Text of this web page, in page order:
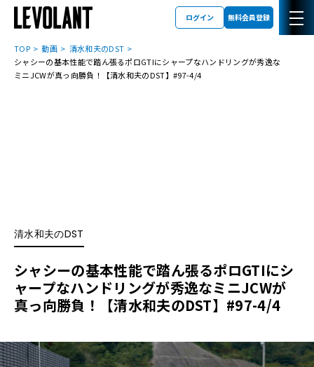
ログイン 無料会員登録
TOP 動画
清水和夫のDST
シャシーの基本性能で踏ん張るポロGTIにシャープなハンドリングが秀逸な
ミニJCWが真っ向勝負！【清水和夫のDST】#97-4/4
清水和夫のDST
シャシーの基本性能で踏ん張るポロGTIにシ
ャープなハンドリングが秀逸なミニJCWが
真っ向勝負！【清水和夫のDST】#97-4/4